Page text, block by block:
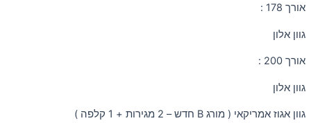
אורך 178 :
גוון אלון
אורך 200 :
גוון אלון
גוון אגוז אמריקאי ( מורג B חדש – 2 מגירות + 1 קלפה )